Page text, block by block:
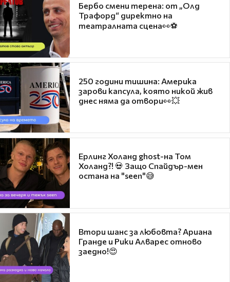
Бербо смени терена: от „Олд
Трафорд“ директно на
театралната сцена👀⚽
250 години тишина: Америка
зарови капсула, която никой жив
днес няма да отвори👀💥
Ерлинг Холанд ghost-на Том
Холанд?! 💀 Защо Спайдър-мен
остана на "seen"😅
Втори шанс за любовта? Ариана
Гранде и Рики Алварес отново
заедно!😍